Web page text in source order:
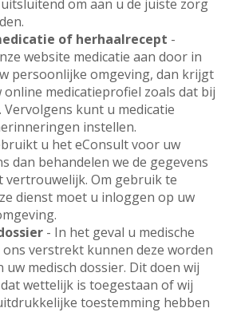
om aan u de juiste zorg
of herhaalrecept -
website medicatie aan door in
persoonlijke omgeving, dan krijgt
online medicatieprofiel zoals dat bij
Vervolgens kunt u medicatie
instellen.
u het eConsult voor uw
dan behandelen we de gegevens
vertrouwelijk. Om gebruik te
dienst moet u inloggen op uw
- In het geval u medische
ons verstrekt kunnen deze worden
medisch dossier. Dit doen wij
wettelijk is toegestaan of wij
toestemming hebben